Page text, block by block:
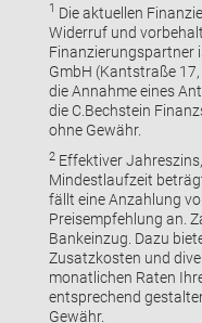
1 Die aktuellen
Widerruf und
Finanzierungspartner
GmbH (Kantstraße
die Annahme eines
die C.Bechstein
ohne Gewähr.
2Effektiver
Mindestlaufzeit
fällt eine Anzahlung
Preisempfehlung an.
Bankeinzug. Dazu
Zusatzkosten und
monatlichen Raten
entsprechend
Gewähr.